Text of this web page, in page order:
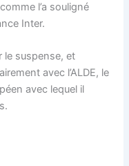
l’a souligné
Inter.
le suspense, et
avec l’ALDE, le
avec lequel il